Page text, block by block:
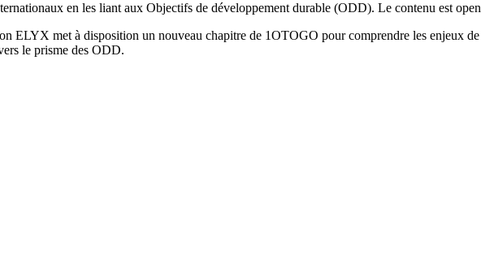
en les liant aux Objectifs de développement durable (ODD). Le contenu est
ELYX met à disposition un nouveau chapitre de 1OTOGO pour comprendre les enjeux
le prisme des ODD.